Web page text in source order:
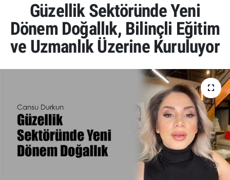
Güzellik Sektöründe Yeni
Dönem Doğallık, Bilinçli Eğitim
ve Uzmanlık Üzerine Kuruluyor
Ekonomi
Yaşam
Yerel Haberler
Sağlık
Kadın
Tüm Manşetler
Son Dakika Haberleri
Haber Arşivi